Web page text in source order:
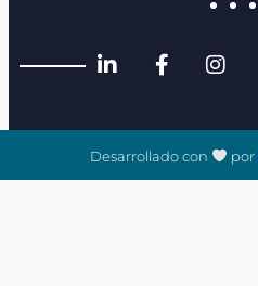
Desarrollado con por